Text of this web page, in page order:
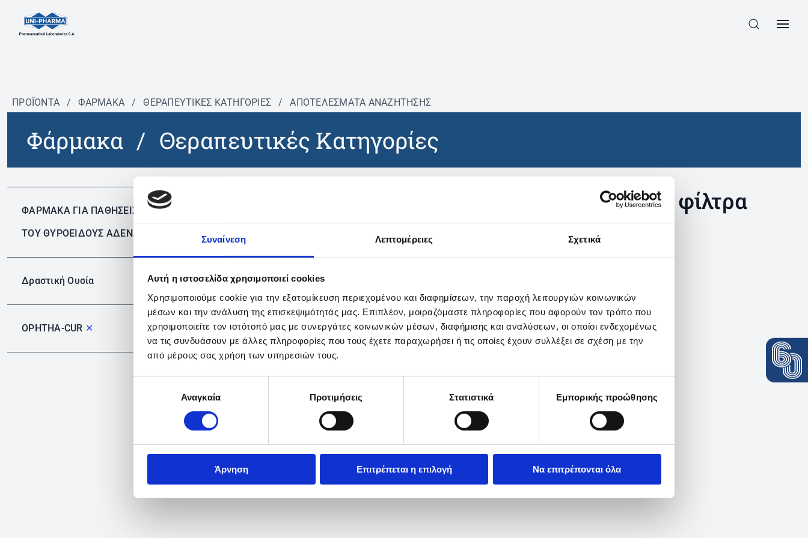
Συναίνεση Λεπτομέρειες Σχετικά
Αυτή η ιστοσελίδα χρησιμοποιεί cookies
Χρησιμοποιούμε cookie για την εξατομίκευση περιεχομένου και διαφημίσεων, την παροχή λειτουργιών κοινωνικών
μέσων και την ανάλυση της επισκεψιμότητάς μας. Επιπλέον, μοιραζόμαστε πληροφορίες που αφορούν τον τρόπο που
χρησιμοποιείτε τον ιστότοπό μας με συνεργάτες κοινωνικών μέσων, διαφήμισης και αναλύσεων, οι οποίοι ενδεχομένως
να τις συνδυάσουν με άλλες πληροφορίες που τους έχετε παραχωρήσει ή τις οποίες έχουν συλλέξει σε σχέση με την
από μέρους σας χρήση των υπηρεσιών τους.
συγκατάθεσηςΑναγκαία Προτιμήσεις Στατιστικά Εμπορικής προώθησης
Άρνηση Επιτρέπεται η επιλογή Να επιτρέπονται όλα
ΠΡΟΪΟΝΤΑ / ΦΆΡΜΑΚΑ / ΘΕΡΑΠΕΥΤΙΚΈΣ ΚΑΤΗΓΟΡΊΕΣ / ΑΠΟΤΕΛΕΣΜΑΤΑ ΑΝΑΖΗΤΗΣΗΣ
Φάρμακα / Θεραπευτικές Κατηγορίες
ΦΑΡΜΑΚΑ ΓΙΑ ΠΑΘΗΣΕΙΣ
ΤΟΥ ΘΥΡΟΕΙΔΟΥΣ ΑΔΕΝΑ
Δραστική Ουσία
OPHTHA-CUR ✕
Δεν βρέθηκαν προϊόντα με τα συγκεκριμένα φίλτρα